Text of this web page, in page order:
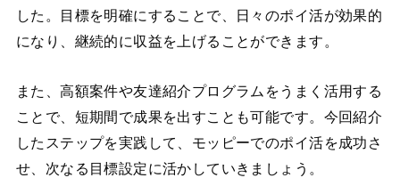
した。目標を明確にすることで、日々のポイ活が効果的
になり、継続的に収益を上げることができます。
また、高額案件や友達紹介プログラムをうまく活用する
ことで、短期間で成果を出すことも可能です。今回紹介
したステップを実践して、モッピーでのポイ活を成功さ
せ、次なる目標設定に活かしていきましょう。